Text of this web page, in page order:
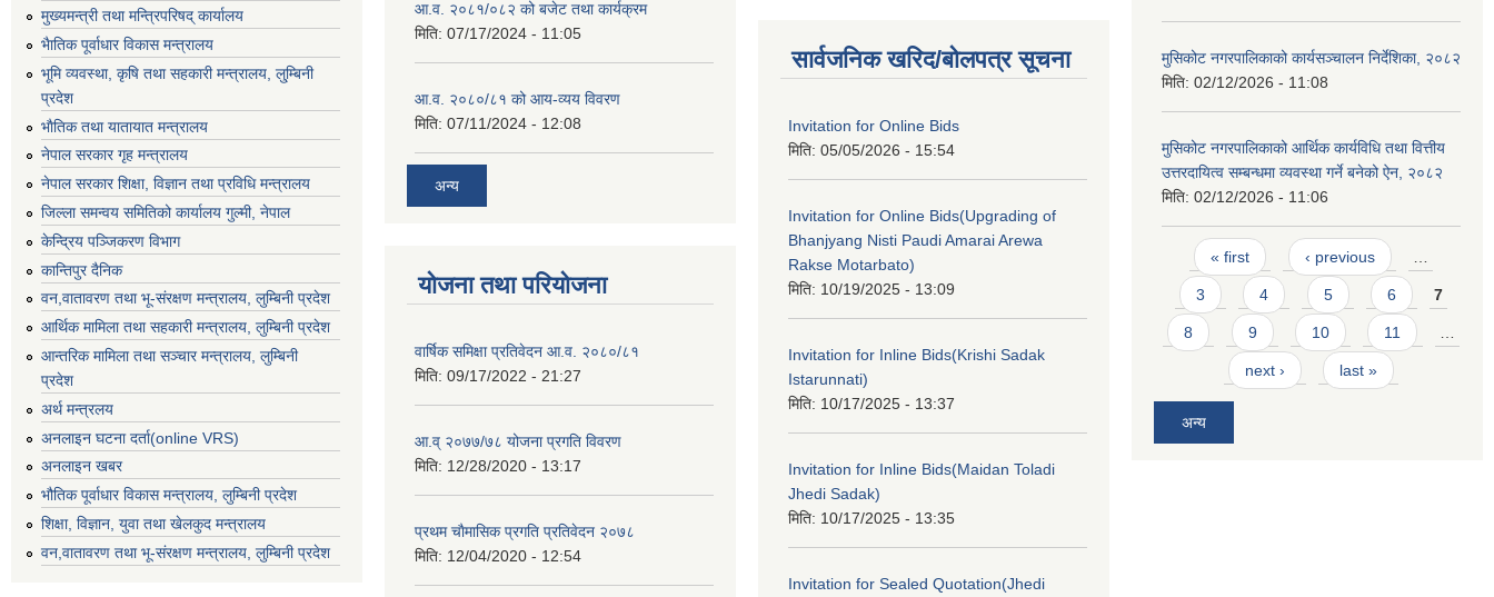
मुख्यमन्त्री तथा मन्त्रिपरिषद् कार्यालय
भैातिक पूर्वाधार विकास मन्त्रालय
भूमि व्यवस्था, कृषि तथा सहकारी मन्त्रालय, लु्म्बिनी
प्रदेश
भाैतिक तथा यातायात मन्त्रालय
नेपाल सरकार गृह मन्त्रालय
नेपाल सरकार शिक्षा, विज्ञान तथा प्रविधि मन्त्रालय
जिल्ला समन्वय समितिको कार्यालय गुल्मी, नेपाल
केन्द्रिय पञ्जिकरण विभाग
कान्तिपुर दैनिक
वन,वातावरण तथा भू-संरक्षण मन्त्रालय, लुम्बिनी प्रदेश
आर्थिक मामिला तथा सहकारी मन्त्रालय, लुम्बिनी प्रदेश
आन्तरिक मामिला तथा सञ्चार मन्त्रालय, लुम्बिनी
प्रदेश
अर्थ मन्त्रलय
अनलाइन घटना दर्ता(online VRS)
अनलाइन खबर
भौतिक पूर्वाधार विकास मन्त्रालय, लुम्बिनी प्रदेश
शिक्षा, विज्ञान, युवा तथा खेलकुद मन्‍‍त्रालय
वन,वातावरण तथा भू-संरक्षण मन्त्रालय, लुम्बिनी प्रदेश
आ.व. २०८१/०८२ को बजेट तथा कार्यक्रम
मिति: 07/17/2024 - 11:05
आ.व. २०८०/८१ को आय-व्यय विवरण
मिति: 07/11/2024 - 12:08
अन्य
योजना तथा परियोजना
वार्षिक समिक्षा प्रतिवेदन आ.व. २०८०/८१
मिति: 09/17/2022 - 21:27
आ.व् २०७७/७८ योजना प्रगति विवरण
मिति: 12/28/2020 - 13:17
प्रथम चाैमासिक प्रगति प्रतिवेदन २०७८
मिति: 12/04/2020 - 12:54
सार्वजनिक खरिद/बोलपत्र सूचना
Invitation for Online Bids
मिति: 05/05/2026 - 15:54
Invitation for Online Bids(Upgrading of
Bhanjyang Nisti Paudi Amarai Arewa
Rakse Motarbato)
मिति: 10/19/2025 - 13:09
Invitation for Inline Bids(Krishi Sadak
Istarunnati)
मिति: 10/17/2025 - 13:37
Invitation for Inline Bids(Maidan Toladi
Jhedi Sadak)
मिति: 10/17/2025 - 13:35
Invitation for Sealed Quotation(Jhedi
मुसिकोट नगरपालिकाको कार्यसञ्चालन निर्देशिका, २०८२
मिति: 02/12/2026 - 11:08
मुसिकोट नगरपालिकाको आर्थिक कार्यविधि तथा वित्तीय
उत्तरदायित्व सम्बन्धमा व्यवस्था गर्ने बनेको ऐन, २०८२
मिति: 02/12/2026 - 11:06
Pages
« first ‹ previous …
3 4 5 6 7
8 9 10 11 …
next › last »
अन्य